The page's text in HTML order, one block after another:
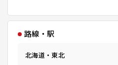
路線・駅
北海道・東北